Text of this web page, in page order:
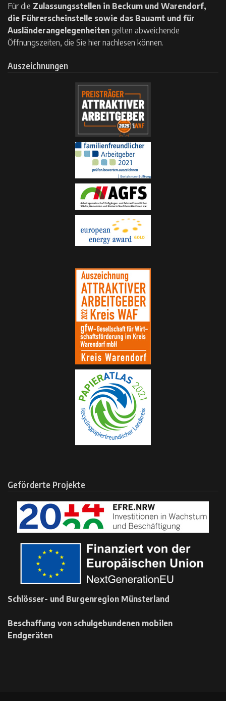
Für die Zulassungsstellen in Beckum und Warendorf,
die Führerscheinstelle sowie das Bauamt und für
Ausländerangelegenheiten gelten abweichende
Öffnungszeiten, die Sie hier nachlesen können.
Auszeichnungen
Geförderte Projekte
Schlösser- und Burgenregion Münsterland
Beschaffung von schulgebundenen mobilen
Endgeräten